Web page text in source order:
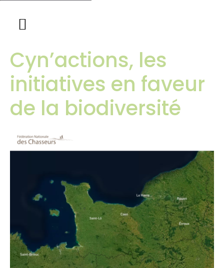
Cyn’actions, les
initiatives en faveur
de la biodiversité